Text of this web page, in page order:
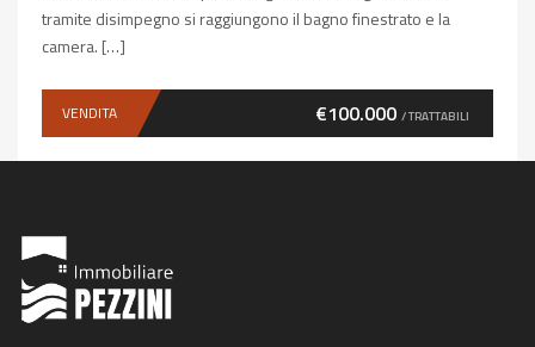
tramite disimpegno si raggiungono il bagno finestrato e la
camera. […]
VENDITA €100.000 / TRATTABILI